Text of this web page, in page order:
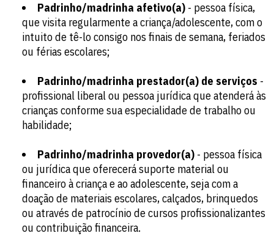
Padrinho/madrinha afetivo(a) - pessoa física,
que visita regularmente a criança/adolescente, com o
intuito de tê-lo consigo nos finais de semana, feriados
ou férias escolares;
Padrinho/madrinha prestador(a) de serviços -
profissional liberal ou pessoa jurídica que atenderá às
crianças conforme sua especialidade de trabalho ou
habilidade;
Padrinho/madrinha provedor(a) - pessoa física
ou jurídica que oferecerá suporte material ou
financeiro à criança e ao adolescente, seja com a
doação de materiais escolares, calçados, brinquedos
ou através de patrocínio de cursos profissionalizantes
ou contribuição financeira.